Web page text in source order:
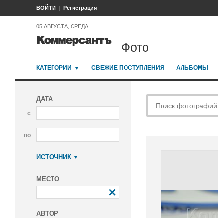
ВОЙТИ Регистрация
05 АВГУСТА, СРЕДА
Фото
КАТЕГОРИИ СВЕЖИЕ ПОСТУПЛЕНИЯ АЛЬБОМЫ
ДАТА
с
по
ИСТОЧНИК
МЕСТО
АВТОР